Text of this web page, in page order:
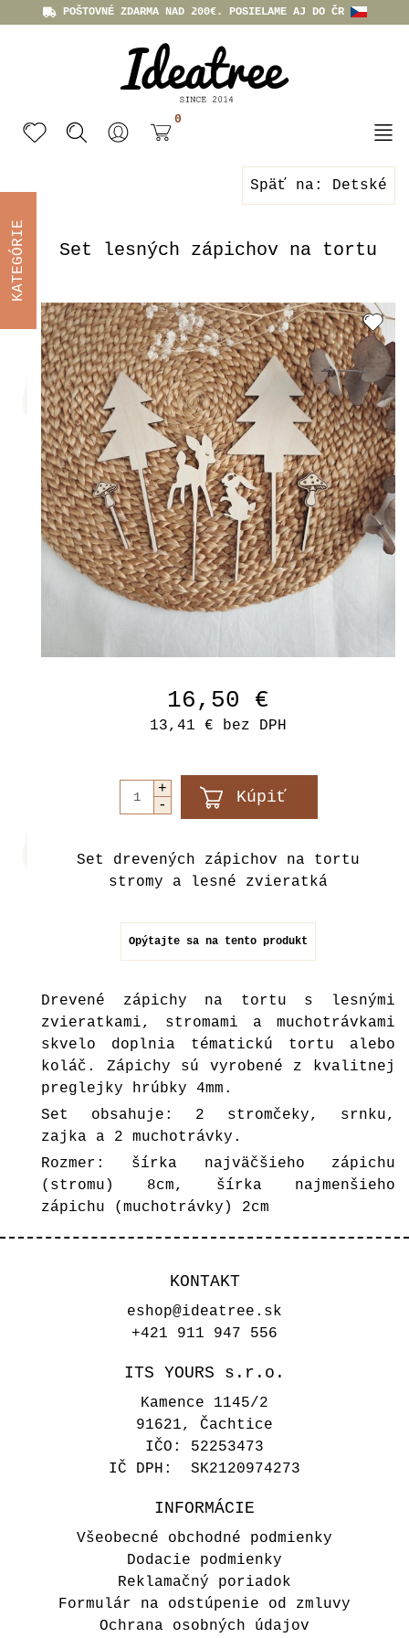
POŠTOVNÉ ZDARMA NAD 200€. POSIELAME AJ DO ČR
0
Späť na: Detské
Set lesných zápichov na tortu
16,50 €
13,41 € bez DPH
Set drevených zápichov na tortu
stromy a lesné zvieratká
Opýtajte sa na tento produkt
Drevené zápichy na tortu s lesnými
zvieratkami, stromami a muchotrávkami
skvelo doplnia tématickú tortu alebo
koláč. Zápichy sú vyrobené z kvalitnej
preglejky hrúbky 4mm.
Set obsahuje: 2 stromčeky, srnku,
zajka a 2 muchotrávky.
Rozmer: šírka najväčšieho zápichu
(stromu) 8cm, šírka najmenšieho
zápichu (muchotrávky) 2cm
KONTAKT
eshop@ideatree.sk
+421 911 947 556
ITS YOURS s.r.o.
Kamence 1145/2
91621, Čachtice
IČO: 52253473
IČ DPH: SK2120974273
INFORMÁCIE
Všeobecné obchodné podmienky
Dodacie podmienky
Reklamačný poriadok
Formulár na odstúpenie od zmluvy
Ochrana osobných údajov
KATEGÓRIE